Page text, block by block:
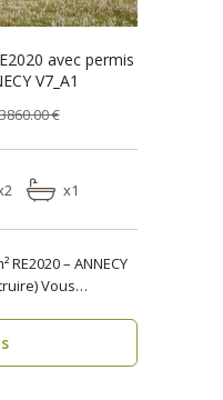
avec permis
V7_A1
€
x1
– ANNECY
Vous